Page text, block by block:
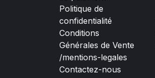
Politique de
confidentialité
Conditions
Générales de Vente
/mentions-legales
Contactez-nous